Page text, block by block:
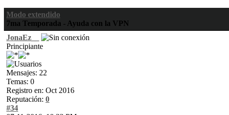
Modo extendido
7ma Temporada - Ayuda con la VPN
JonaEz__
Principiante
Mensajes: 22
Temas: 0
Registro en: Oct 2016
Reputación: 0
#34